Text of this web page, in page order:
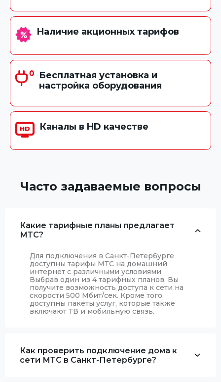
Наличие акционных тарифов
Бесплатная установка и
настройка оборудования
Каналы в HD качестве
Часто задаваемые вопросы
Какие тарифные планы предлагает
МТС?
Для подключения в Санкт-Петербурге
доступны тарифы МТС на домашний
интернет с различными условиями.
Выбрав один из 4 тарифных планов, Вы
получите возможность доступа к сети на
скорости 500 Мбит/сек. Кроме того,
доступны пакеты услуг, которые также
включают ТВ и мобильную связь.
Как проверить подключение дома к
сети МТС в Санкт-Петербурге?